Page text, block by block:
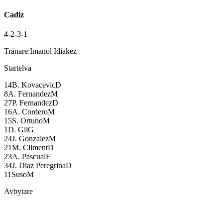
Cadiz
4-2-3-1
Tränare:Imanol Idiakez
Startelva
14B. KovacevicD
8A. FernandezM
27P. FernandezD
16A. CorderoM
15S. OrtunoM
1D. GilG
24J. GonzalezM
21M. ClimentD
23A. PascualF
34J. Diaz PeregrinaD
11 SusoM
Avbytare